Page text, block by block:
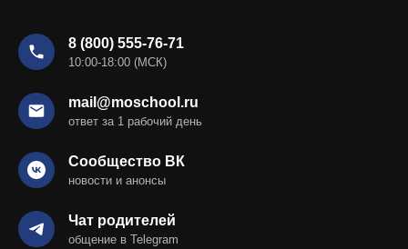
8 (800) 555-76-71
10:00-18:00 (МСК)
mail@moschool.ru
ответ за 1 рабочий день
Сообщество ВК
новости и анонсы
Чат родителей
общение в Telegram